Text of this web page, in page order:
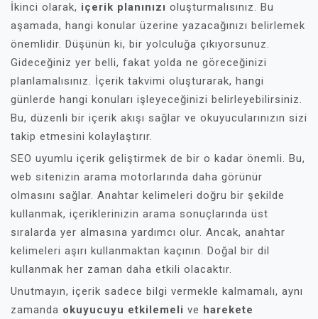
İkinci olarak, içerik planınızı oluşturmalısınız. Bu
aşamada, hangi konular üzerine yazacağınızı belirlemek
önemlidir. Düşünün ki, bir yolculuğa çıkıyorsunuz.
Gideceğiniz yer belli, fakat yolda ne göreceğinizi
planlamalısınız. İçerik takvimi oluşturarak, hangi
günlerde hangi konuları işleyeceğinizi belirleyebilirsiniz.
Bu, düzenli bir içerik akışı sağlar ve okuyucularınızın sizi
takip etmesini kolaylaştırır.
SEO uyumlu içerik geliştirmek de bir o kadar önemli. Bu,
web sitenizin arama motorlarında daha görünür
olmasını sağlar. Anahtar kelimeleri doğru bir şekilde
kullanmak, içeriklerinizin arama sonuçlarında üst
sıralarda yer almasına yardımcı olur. Ancak, anahtar
kelimeleri aşırı kullanmaktan kaçının. Doğal bir dil
kullanmak her zaman daha etkili olacaktır.
Unutmayın, içerik sadece bilgi vermekle kalmamalı, aynı
zamanda okuyucuyu etkilemeli ve harekete